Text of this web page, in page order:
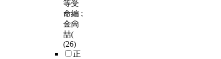
等受
命編 ;
金尙
喆(
(26)
正